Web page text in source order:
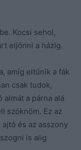
Kocsi sehol,
eljönni a házig.
amíg eltűnik a fák
csak tudok,
a párna alá
szöknöm. Ez az
és az asszony
is alig